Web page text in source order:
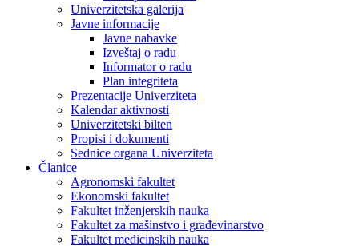
Univerzitetska galerija
Javne informacije
Javne nabavke
Izveštaj o radu
Informator o radu
Plan integriteta
Prezentacije Univerziteta
Kalendar aktivnosti
Univerzitetski bilten
Propisi i dokumenti
Sednice organa Univerziteta
Članice
Agronomski fakultet
Ekonomski fakultet
Fakultet inženjerskih nauka
Fakultet za mašinstvo i građevinarstvo
Fakultet medicinskih nauka